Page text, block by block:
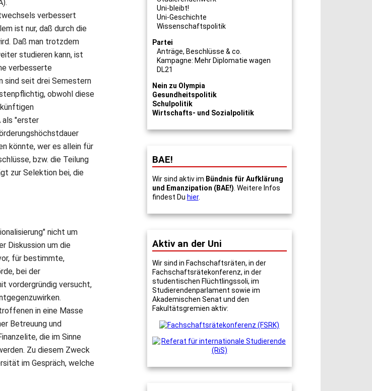
verbessert
ist nur, daß durch die
Daß man trotzdem
studieren kann, ist
verbesserte
sind seit drei Semestern
obwohl diese
als "erster
könnte, wer es allein für
bzw. die Teilung
zur Selektion bei, die
nicht um
Diskussion um die
für bestimmte,
bei der
vordergründig versucht,
in eine Masse
Betreuung und
die im Sinne
Zu diesem Zweck
im Gespräch, welche
Uni-bleibt!
Uni-Geschichte
Wissenschaftspolitik
Partei
Anträge, Beschlüsse & co.
Kampagne: Mehr Diplomatie wagen
DL21
Nein zu Olympia
Gesundheitspolitik
Schulpolitik
Wirtschafts- und Sozialpolitik
BAE!
Wir sind aktiv im Bündnis für Aufklärung
und Emanzipation (BAE!) . Weitere Infos
findest Du hier.
Aktiv an der Uni
Wir sind in Fachschaftsräten, in der
Fachschaftsrätekonferenz, in der
studentischen Flüchtlingssoli, im
Studierendenparlament sowie im
Akademischen Senat und den
Fakultätsgremien aktiv: